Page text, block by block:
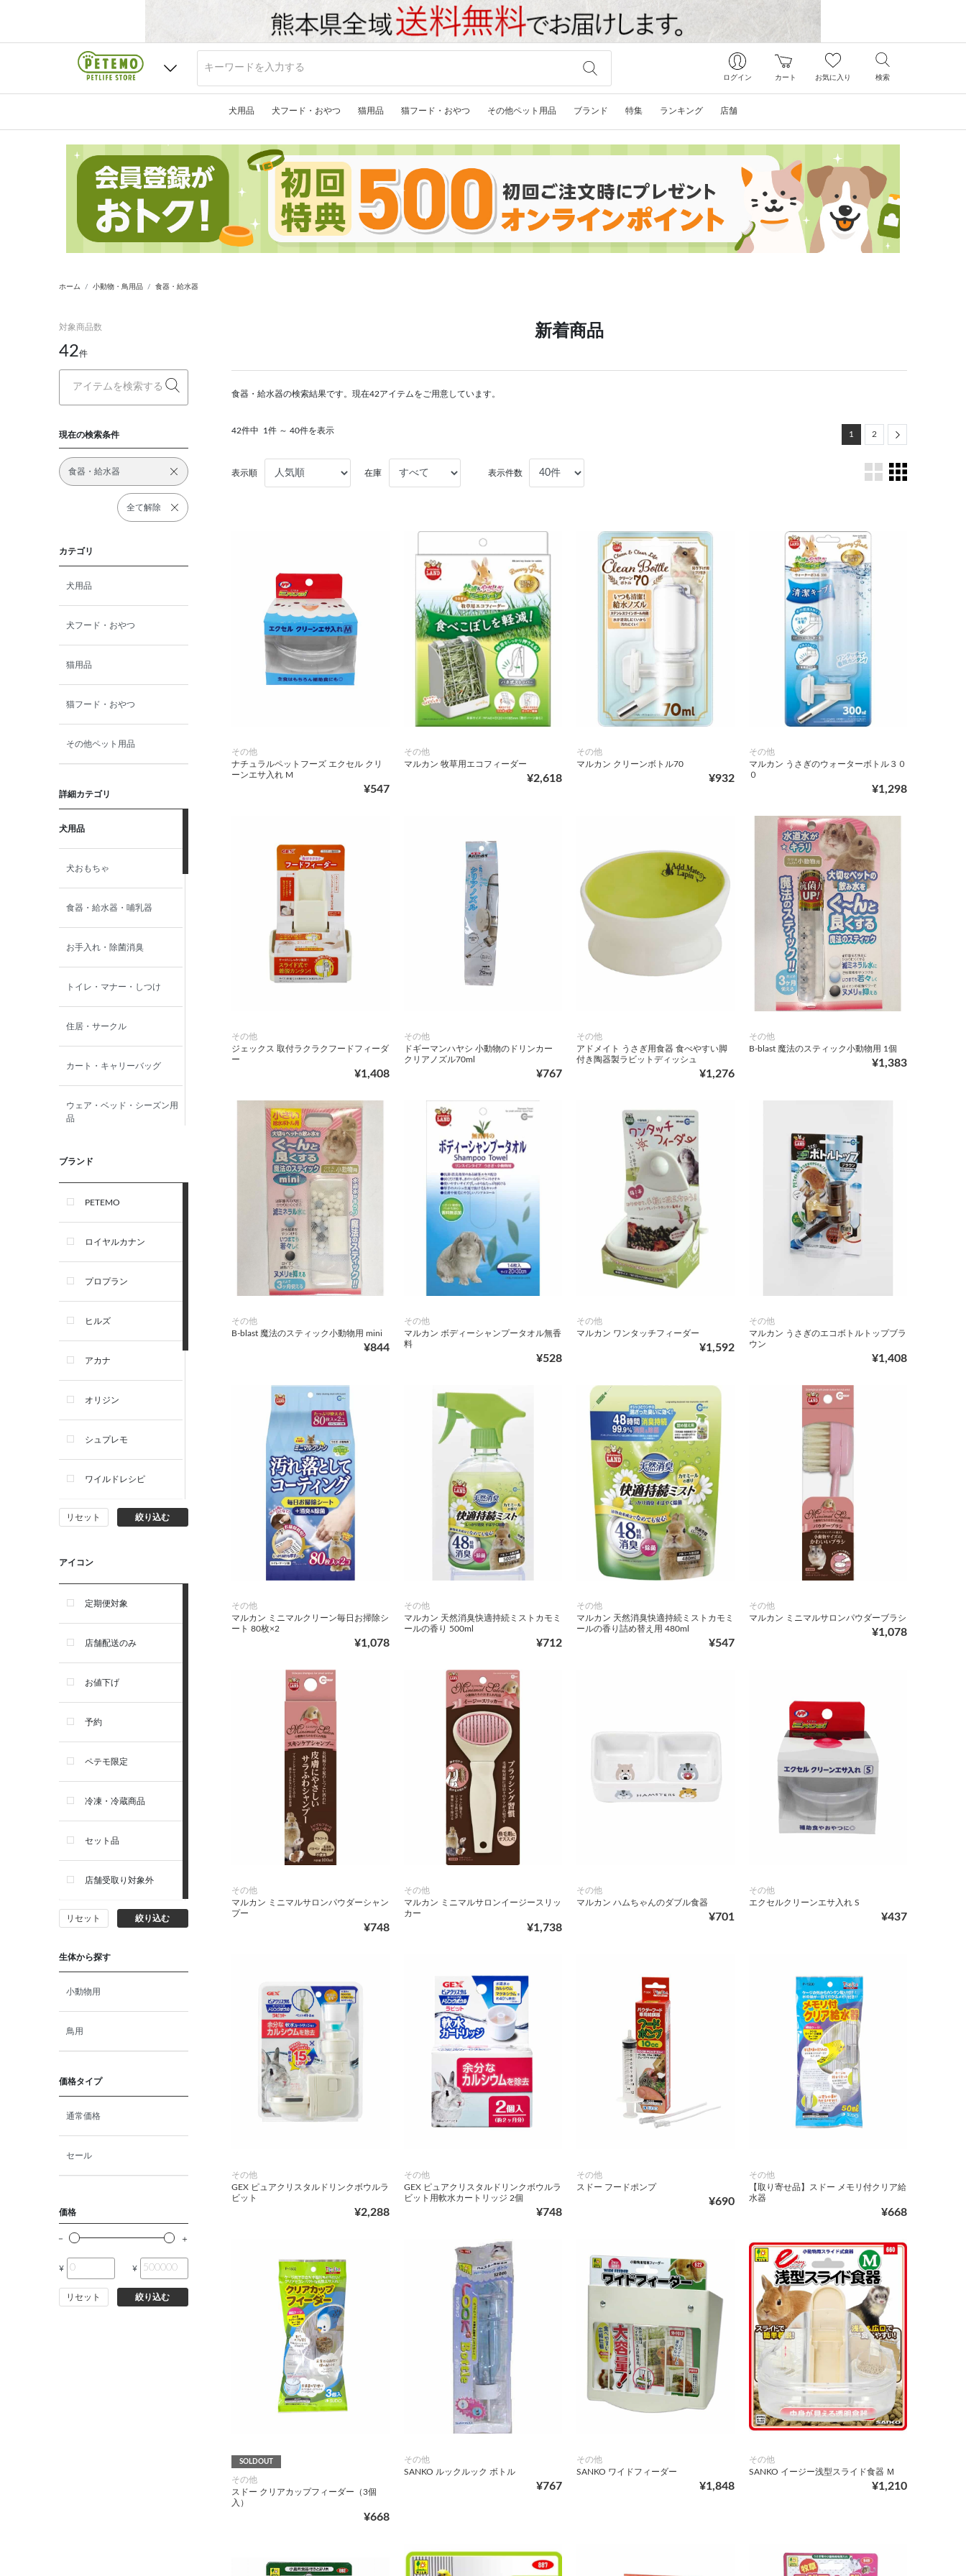
ログイン カート お気に入り 検索
犬用品 犬フード・おやつ 猫用品 猫フード・おやつ その他ペット用品 ブランド 特集 ランキング 店舗
ホーム 小動物・鳥用品 食器・給水器
対象商品数
42件
現在の検索条件
食器・給水器
全て解除
カテゴリ
犬用品
犬フード・おやつ
猫用品
猫フード・おやつ
その他ペット用品
詳細カテゴリ
犬用品
犬おもちゃ
食器・給水器・哺乳器
お手入れ・除菌消臭
トイレ・マナー・しつけ
住居・サークル
カート・キャリーバッグ
ウェア・ベッド・シーズン用
品
首輪・ハーネス(胴輪)・リー
イ・ウェット）
犬ドライフード
犬ウェットフード
犬おやつ
犬サプリ・ミルク・栄養補給
品
首輪・ハーネス(胴輪)・リー
猫ドライフード
猫ウェットフード
その他フード（魚・爬虫類・
両生類）
小動物・鳥用品
ブランド
PETEMO
ロイヤルカナン
プロプラン
ヒルズ
アカナ
オリジン
シュプレモ
ワイルドレシピ
ナチュラルチョイス
ウェルネス
アーテミス
セレクトバランス
リガロ
ソルビダ
フィジカライフ
リセット 絞り込む
アイコン
定期便対象
店舗配送のみ
お値下げ
予約
ペテモ限定
冷凍・冷蔵商品
セット品
店舗受取り対象外
リセット 絞り込む
生体から探す
小動物用
鳥用
価格タイプ
通常価格
セール
価格
¥ ¥
リセット 絞り込む
新着商品
食器・給水器の検索結果です。現在42アイテムをご用意しています。
42件中 1件 ～ 40件を表示 1 2 Next
表示順 在庫 表示件数
その他
ナチュラルペットフーズ エクセル クリ
ーンエサ入れ M
¥547
その他
マルカン 牧草用エコフィーダー
¥2,618
その他
マルカン クリーンボトル70
¥932
その他
マルカン うさぎのウォーターボトル３０
０
¥1,298
その他
ジェックス 取付ラクラクフードフィーダ
ー
¥1,408
その他
ドギーマンハヤシ 小動物のドリンカー
クリアノズル70ml
¥767
その他
アドメイト うさぎ用食器 食べやすい脚
付き陶器製ラビットディッシュ
¥1,276
その他
B-blast 魔法のスティック小動物用 1個
¥1,383
その他
B-blast 魔法のスティック小動物用 mini
¥844
その他
マルカン ボディーシャンプータオル無香
料
¥528
その他
マルカン ワンタッチフィーダー
¥1,592
その他
マルカン うさぎのエコボトルトップブラ
ウン
¥1,408
その他
マルカン ミニマルクリーン毎日お掃除シ
ート 80枚×2
¥1,078
その他
マルカン 天然消臭快適持続ミストカモミ
ールの香り 500ml
¥712
その他
マルカン 天然消臭快適持続ミストカモミ
ールの香り詰め替え用 480ml
¥547
その他
マルカン ミニマルサロンパウダーブラシ
¥1,078
その他
マルカン ミニマルサロンパウダーシャン
プー
¥748
その他
マルカン ミニマルサロンイージースリッ
カー
¥1,738
その他
マルカン ハムちゃんのダブル食器
¥701
その他
エクセルクリーンエサ入れ S
¥437
その他
GEX ピュアクリスタルドリンクボウルラ
ビット
¥2,288
その他
GEX ピュアクリスタルドリンクボウルラ
ビット用軟水カートリッジ 2個
¥748
その他
スドー フードポンプ
¥690
その他
【取り寄せ品】スドー メモリ付クリア給
水器
¥668
SOLDOUT
その他
スドー クリアカップフィーダー（3個
入）
¥668
その他
SANKO ルックルック ボトル
¥767
その他
SANKO ワイドフィーダー
¥1,848
その他
SANKO イージー浅型スライド食器 Ｍ
¥1,210